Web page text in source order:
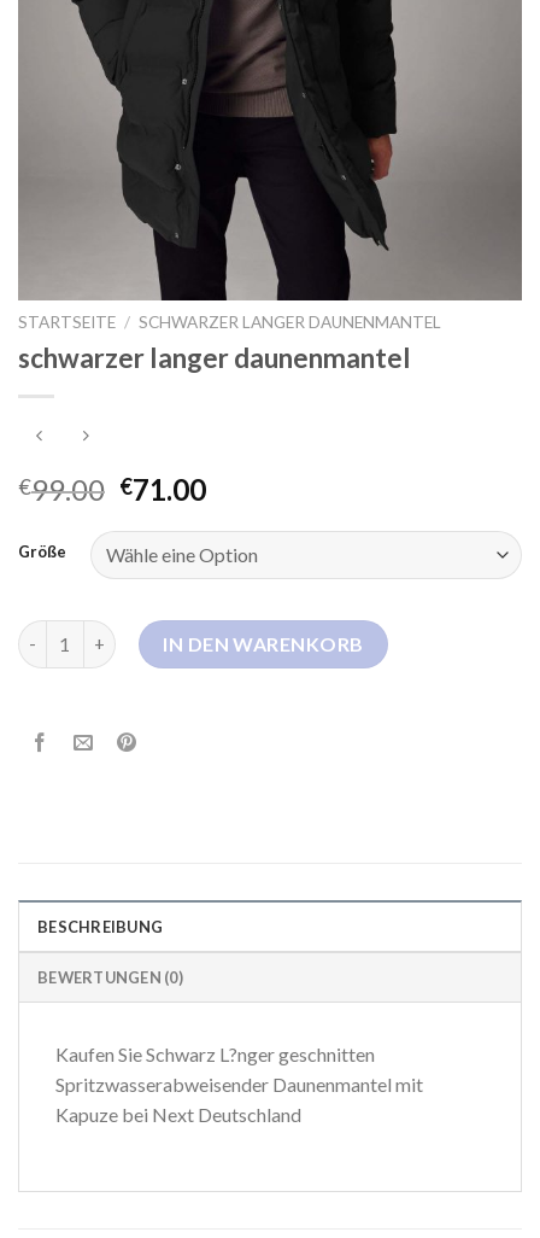
STARTSEITE / SCHWARZER LANGER DAUNENMANTEL
schwarzer langer daunenmantel
€99.00 €71.00
Größe
schwarzer langer daunenmantel Menge
IN DEN WARENKORB
BESCHREIBUNG
BEWERTUNGEN (0)
Kaufen Sie Schwarz L?nger geschnitten
Spritzwasserabweisender Daunenmantel mit
Kapuze bei Next Deutschland